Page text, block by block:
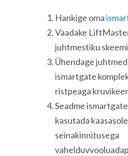
Hankige oma
Vaadake
juhtmestiku
Ühendage
ismartgate
ristpeaga
Seadme
kasutada
seinakinnitusega